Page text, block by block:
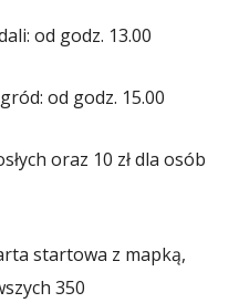
od godz. 13.00
od godz. 15.00
oraz 10 zł dla osób
startowa z mapką,
350